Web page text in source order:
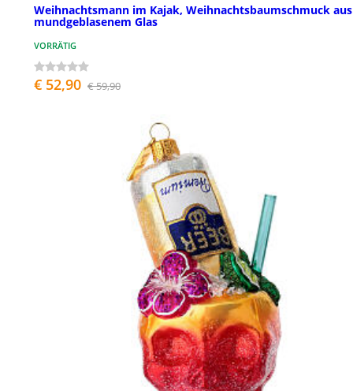
Weihnachtsmann im Kajak, Weihnachtsbaumschmuck aus
mundgeblasenem Glas
VORRÄTIG
€ 52,90 € 59,90